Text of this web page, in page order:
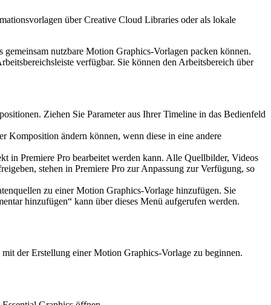
über Creative Cloud Libraries oder als lokale
nutzbare Motion Graphics-Vorlagen packen können.
verfügbar. Sie können den Arbeitsbereich über
Ziehen Sie Parameter aus Ihrer Timeline in das Bedienfeld
Komposition ändern können, wenn diese in eine andere
in Premiere Pro bearbeitet werden kann. Alle Quellbilder, Videos
stehen in Premiere Pro zur Anpassung zur Verfügung, so
zu einer Motion Graphics-Vorlage hinzufügen. Sie
hinzufügen“ kann über dieses Menü aufgerufen werden.
der Erstellung einer Motion Graphics-Vorlage zu beginnen.